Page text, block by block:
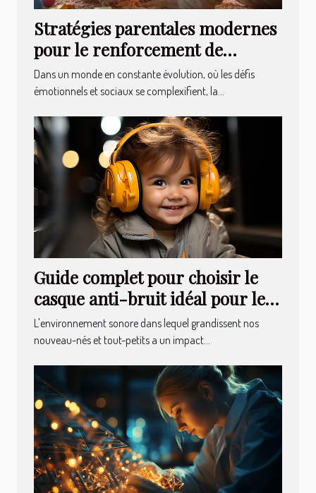
Stratégies parentales modernes
pour le renforcement de
l'intelligence émotionnelle chez
les enfants
Dans un monde en constante évolution, où les défis
émotionnels et sociaux se complexifient, la...
Guide complet pour choisir le
casque anti-bruit idéal pour les
nouveau-nés et les tout-petits
L'environnement sonore dans lequel grandissent nos
nouveau-nés et tout-petits a un impact...